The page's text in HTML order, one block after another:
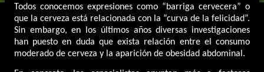
Todos conocemos expresiones como “barriga cervecera” o
que la cerveza está relacionada con la “curva de la felicidad”.
Sin embargo, en los últimos años diversas investigaciones
han puesto en duda que exista relación entre el consumo
moderado de cerveza y la aparición de obesidad abdominal.